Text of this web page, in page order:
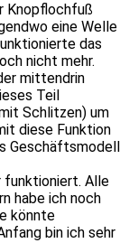
Knopflochfuß
eine Welle
das
nicht mehr.
mittendrin
Teil
Schlitzen) um
diese Funktion
Geschäftsmodell
funktioniert. Alle
habe ich noch
könnte
bin ich sehr